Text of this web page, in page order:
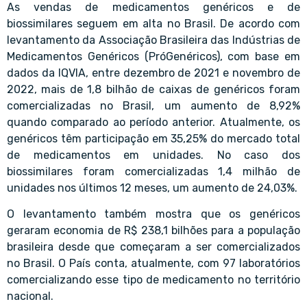
As vendas de medicamentos genéricos e de
biossimilares seguem em alta no Brasil. De acordo com
levantamento da Associação Brasileira das Indústrias de
Medicamentos Genéricos (PróGenéricos), com base em
dados da IQVIA, entre dezembro de 2021 e novembro de
2022, mais de 1,8 bilhão de caixas de genéricos foram
comercializadas no Brasil, um aumento de 8,92%
quando comparado ao período anterior. Atualmente, os
genéricos têm participação em 35,25% do mercado total
de medicamentos em unidades. No caso dos
biossimilares foram comercializadas 1,4 milhão de
unidades nos últimos 12 meses, um aumento de 24,03%.
O levantamento também mostra que os genéricos
geraram economia de R$ 238,1 bilhões para a população
brasileira desde que começaram a ser comercializados
no Brasil. O País conta, atualmente, com 97 laboratórios
comercializando esse tipo de medicamento no território
nacional.